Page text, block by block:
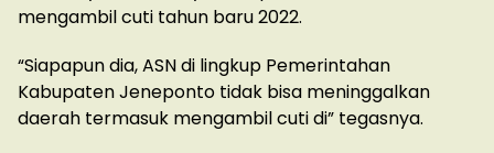
mengambil cuti tahun baru 2022.
“Siapapun dia, ASN di lingkup Pemerintahan
Kabupaten Jeneponto tidak bisa meninggalkan
daerah termasuk mengambil cuti di” tegasnya.